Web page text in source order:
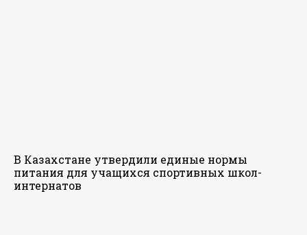
В Казахстане утвердили единые нормы
питания для учащихся спортивных школ-
интернатов